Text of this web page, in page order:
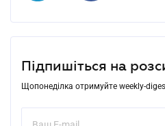
Підпишіться на
Щопонеділка отримуйте weekly-